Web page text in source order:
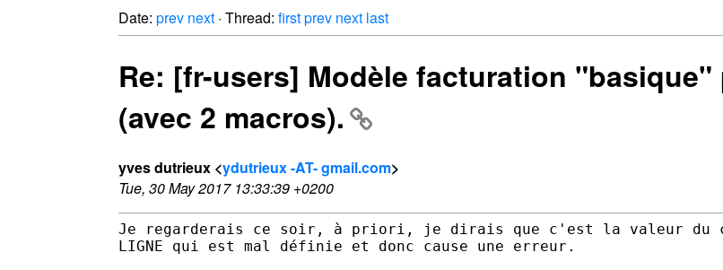
Date: prev next · Thread: firstprev next last
Re: [fr-users] Modèle facturation
(avec 2 macros).
yves dutrieux <ydutrieux -AT- gmail.com>
Tue, 30 May 2017 13:33:39 +0200
Je regarderais ce soir, à priori, je dirais que c'est la valeur du
LIGNE qui est mal définie et donc cause une erreur.